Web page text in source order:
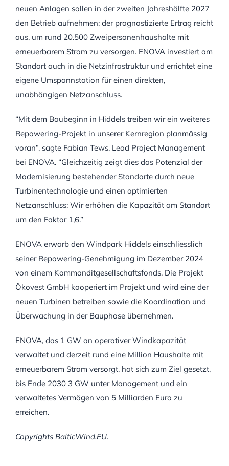
neuen Anlagen sollen in der zweiten Jahreshälfte 2027
den Betrieb aufnehmen; der prognostizierte Ertrag reicht
aus, um rund 20.500 Zweipersonenhaushalte mit
erneuerbarem Strom zu versorgen. ENOVA investiert am
Standort auch in die Netzinfrastruktur und errichtet eine
eigene Umspannstation für einen direkten,
unabhängigen Netzanschluss.
“Mit dem Baubeginn in Hiddels treiben wir ein weiteres
Repowering-Projekt in unserer Kernregion planmässig
voran”, sagte Fabian Tews, Lead Project Management
bei ENOVA. “Gleichzeitig zeigt dies das Potenzial der
Modernisierung bestehender Standorte durch neue
Turbinentechnologie und einen optimierten
Netzanschluss: Wir erhöhen die Kapazität am Standort
um den Faktor 1,6.”
ENOVA erwarb den Windpark Hiddels einschliesslich
seiner Repowering-Genehmigung im Dezember 2024
von einem Kommanditgesellschaftsfonds. Die Projekt
Ökovest GmbH kooperiert im Projekt und wird eine der
neuen Turbinen betreiben sowie die Koordination und
Überwachung in der Bauphase übernehmen.
ENOVA, das 1 GW an operativer Windkapazität
verwaltet und derzeit rund eine Million Haushalte mit
erneuerbarem Strom versorgt, hat sich zum Ziel gesetzt,
bis Ende 2030 3 GW unter Management und ein
verwaltetes Vermögen von 5 Milliarden Euro zu
erreichen.
Copyrights BalticWind.EU.